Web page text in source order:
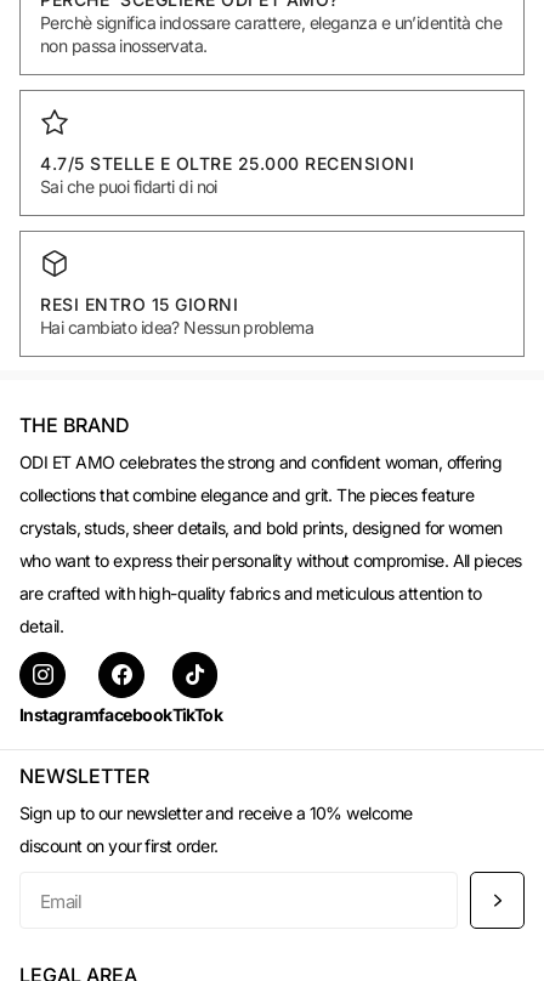
Perchè significa indossare carattere, eleganza e un’identità che
non passa inosservata.
4.7/5 STELLE E OLTRE 25.000 RECENSIONI
Sai che puoi fidarti di noi
RESI ENTRO 15 GIORNI
Hai cambiato idea? Nessun problema
THE BRAND
ODI ET AMO celebrates the strong and confident woman, offering
collections that combine elegance and grit. The pieces feature
crystals, studs, sheer details, and bold prints, designed for women
who want to express their personality without compromise. All pieces
are crafted with high-quality fabrics and meticulous attention to
detail.
InstagramfacebookTikTok
NEWSLETTER
Sign up to our newsletter and receive a 10% welcome
discount on your first order.
LEGAL AREA